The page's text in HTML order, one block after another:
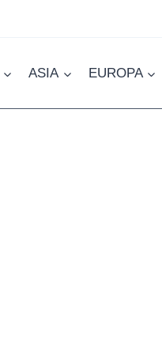
ASIA EUROPA